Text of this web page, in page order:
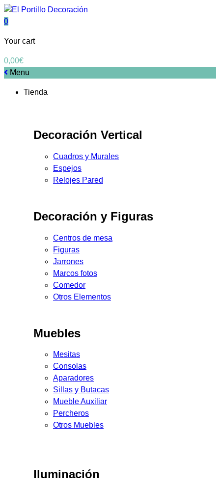
0
Your cart
0,00€
Menu
Tienda
Decoración Vertical
Cuadros y Murales
Espejos
Relojes Pared
Decoración y Figuras
Centros de mesa
Figuras
Jarrones
Marcos fotos
Comedor
Otros Elementos
Muebles
Mesitas
Consolas
Aparadores
Sillas y Butacas
Mueble Auxiliar
Percheros
Otros Muebles
Iluminación